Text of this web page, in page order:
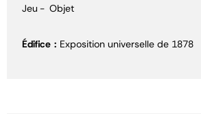
Jeu Objet
Édifice Exposition universelle de 1878